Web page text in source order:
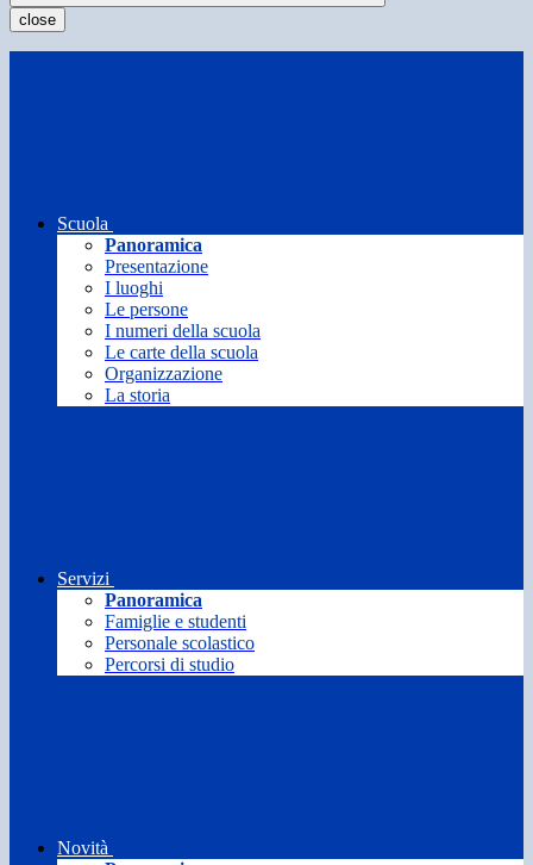
close
Scuola
Panoramica
Presentazione
I luoghi
Le persone
I numeri della scuola
Le carte della scuola
Organizzazione
La storia
Servizi
Panoramica
Famiglie e studenti
Personale scolastico
Percorsi di studio
Novità